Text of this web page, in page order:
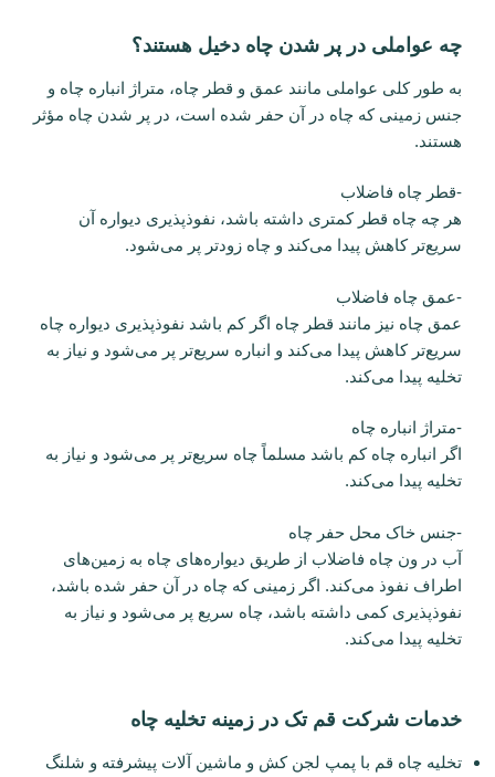
چه عواملی در پر شدن چاه دخیل هستند؟
به طور کلی عواملی مانند عمق و قطر چاه، متراژ انباره چاه و
جنس زمینی که چاه در آن حفر شده است، در پر شدن چاه مؤثر
هستند.
-قطر چاه فاضلاب
هر چه چاه قطر کمتری داشته باشد، نفوذپذیری دیواره آن
سریع‌تر کاهش پیدا می‌کند و چاه زودتر پر می‌شود.
-عمق چاه فاضلاب
عمق چاه نیز مانند قطر چاه اگر کم باشد نفوذپذیری دیواره چاه
سریع‌تر کاهش پیدا می‌کند و انباره سریع‌تر پر می‌شود و نیاز به
تخلیه پیدا می‌کند.
-متراژ انباره چاه
اگر انباره چاه کم باشد مسلماً چاه سریع‌تر پر می‌شود و نیاز به
تخلیه پیدا می‌کند.
-جنس خاک محل حفر چاه
آب در ون چاه فاضلاب از طریق دیواره‌های چاه به زمین‌های
اطراف نفوذ می‌کند. اگر زمینی که چاه در آن حفر شده باشد،
نفوذپذیری کمی داشته باشد، چاه سریع پر می‌شود و نیاز به
تخلیه پیدا می‌کند.
خدمات شرکت قم تک در زمینه تخلیه چاه
تخلیه چاه قم با پمپ لجن کش و ماشین آلات پیشرفته و شلنگ